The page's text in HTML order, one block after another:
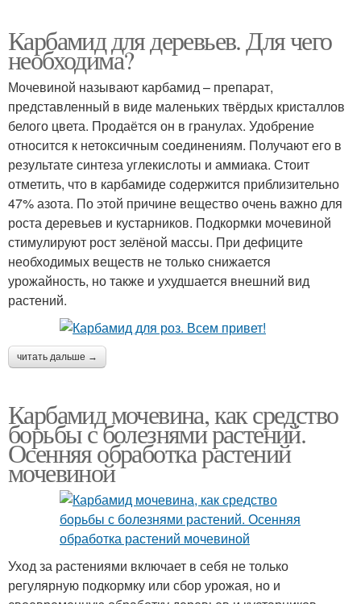
Карбамид для деревьев. Для чего
необходима?
Мочевиной называют карбамид – препарат,
представленный в виде маленьких твёрдых кристаллов
белого цвета. Продаётся он в гранулах. Удобрение
относится к нетоксичным соединениям. Получают его в
результате синтеза углекислоты и аммиака. Стоит
отметить, что в карбамиде содержится приблизительно
47% азота. По этой причине вещество очень важно для
роста деревьев и кустарников. Подкормки мочевиной
стимулируют рост зелёной массы. При дефиците
необходимых веществ не только снижается
урожайность, но также и ухудшается внешний вид
растений.
читать дальше →
Карбамид мочевина, как средство
борьбы с болезнями растений.
Осенняя обработка растений
мочевиной
Уход за растениями включает в себя не только
регулярную подкормку или сбор урожая, но и